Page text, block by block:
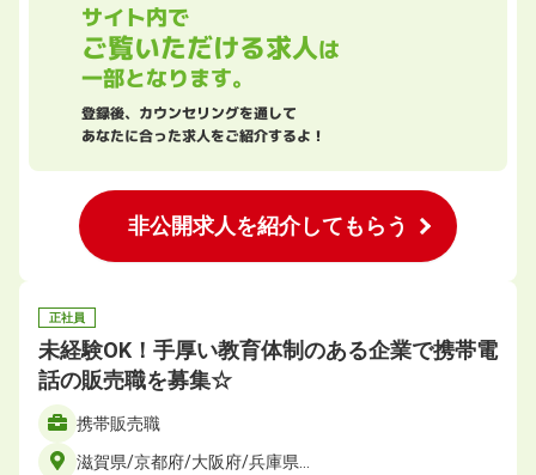
サイト内で
ご覧いただける求人は
一部となります。
登録後、カウンセリングを通して
あなたに合った求人をご紹介するよ！
非公開求人を紹介してもらう
正社員
未経験OK！手厚い教育体制のある企業で携帯電
話の販売職を募集☆
携帯販売職
滋賀県/京都府/大阪府/兵庫県…